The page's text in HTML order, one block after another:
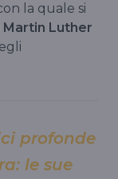
la quale si
Martin Luther
profonde
le sue